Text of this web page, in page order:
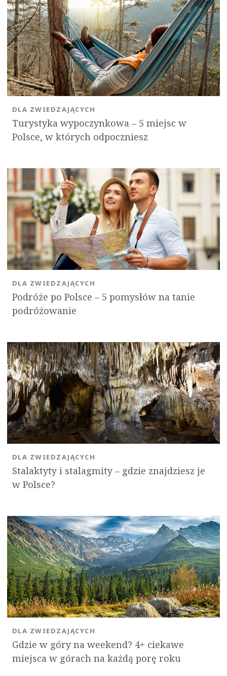
Turystyka wypoczynkowa – 5 miejsc w
Polsce, w których odpoczniesz
DLA ZWIEDZAJĄCYCH
Podróże po Polsce – 5 pomysłów na tanie
podróżowanie
DLA ZWIEDZAJĄCYCH
Stalaktyty i stalagmity – gdzie znajdziesz je
w Polsce?
DLA ZWIEDZAJĄCYCH
Gdzie w góry na weekend? 4+ ciekawe
miejsca w górach na każdą porę roku
DLA ZWIEDZAJĄCYCH